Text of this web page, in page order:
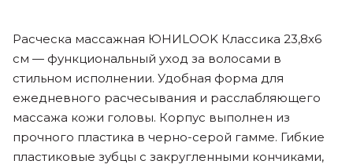
Расческа массажная ЮНИLOOK Классика 23,8х6
см — функциональный уход за волосами в
стильном исполнении. Удобная форма для
ежедневного расчесывания и расслабляющего
массажа кожи головы. Корпус выполнен из
прочного пластика в черно-серой гамме. Гибкие
пластиковые зубцы с закругленными кончиками,